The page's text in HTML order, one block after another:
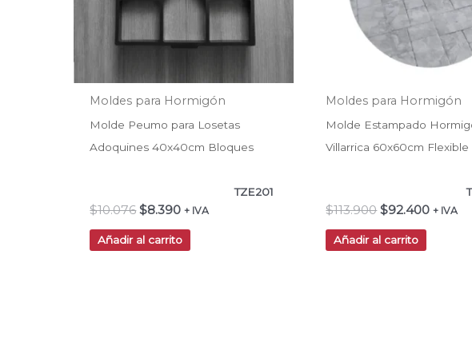
Moldes para Hormigón
Molde Peumo para Losetas
Adoquines 40x40cm Bloques
TZE201
$10.076 $8.390 + IVA
Añadir al carrito
Moldes para Hormigón
Molde Estampado
Villarrica 60x60cm Flexible
$113.900 $92.400 + IVA
Añadir al carrito